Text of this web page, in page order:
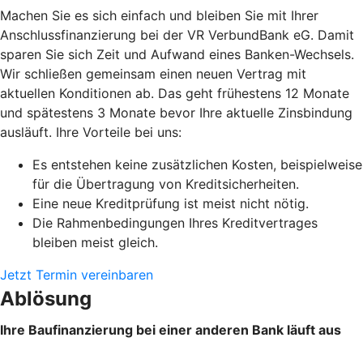
Machen Sie es sich einfach und bleiben Sie mit Ihrer
Anschlussfinanzierung bei der VR VerbundBank eG. Damit
sparen Sie sich Zeit und Aufwand eines Banken-Wechsels.
Wir schließen gemeinsam einen neuen Vertrag mit
aktuellen Konditionen ab. Das geht frühestens 12 Monate
und spätestens 3 Monate bevor Ihre aktuelle Zinsbindung
ausläuft. Ihre Vorteile bei uns:
Es entstehen keine zusätzlichen Kosten, beispielweise
für die Übertragung von Kreditsicherheiten.
Eine neue Kreditprüfung ist meist nicht nötig.
Die Rahmenbedingungen Ihres Kreditvertrages
bleiben meist gleich.
Jetzt Termin vereinbaren
Ablösung
Ihre Baufinanzierung bei einer anderen Bank läuft aus